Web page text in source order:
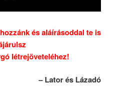
és aláírásoddal te is
létrejöveteléhez!
– Lator és Lázadó